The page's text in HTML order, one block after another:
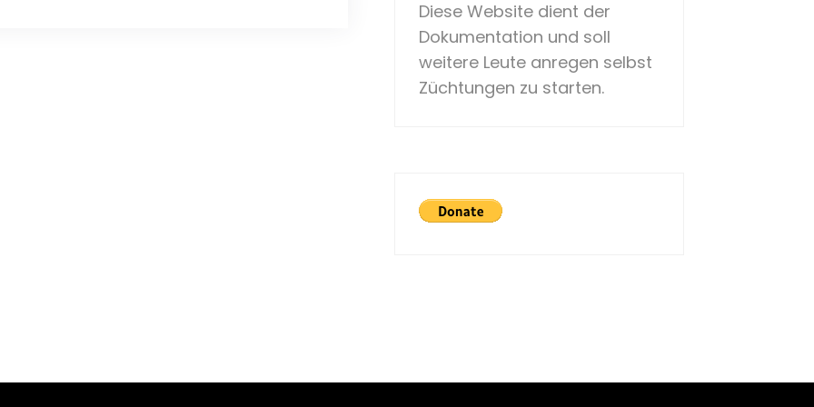
Diese Website dient der
Dokumentation und soll
weitere Leute anregen selbst
Züchtungen zu starten.